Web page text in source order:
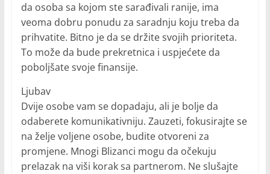
da osoba sa kojom ste sarađivali ranije, ima
veoma dobru ponudu za saradnju koju treba da
prihvatite. Bitno je da se držite svojih prioriteta.
To može da bude prekretnica i uspjećete da
poboljšate svoje finansije.
Ljubav
Dvije osobe vam se dopadaju, ali je bolje da
odaberete komunikativniju. Zauzeti, fokusirajte se
na želje voljene osobe, budite otvoreni za
promjene. Mnogi Blizanci mogu da očekuju
prelazak na viši korak sa partnerom. Ne slušajte